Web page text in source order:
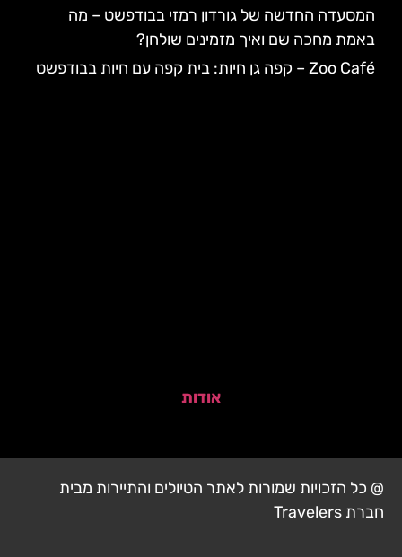
המסעדה החדשה של גורדון רמזי בבודפשט – מה
באמת מחכה שם ואיך מזמינים שולחן?
Zoo Café – קפה גן חיות: בית קפה עם חיות בבודפשט
אודות
@ כל הזכויות שמורות לאתר הטיולים והתיירות מבית
חברת Travelers